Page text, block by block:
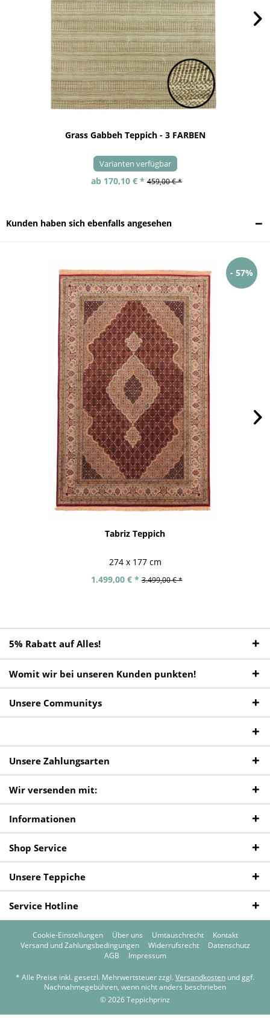
Grass Gabbeh Teppich - 3 FARBEN
Varianten verfügbar
ab 170,10 € * 459,00 € *
Kunden haben sich ebenfalls angesehen
- 57%
Tabriz Teppich
274 x 177 cm
1.499,00 € * 3.499,00 € *
5% Rabatt auf Alles!
Womit wir bei unseren Kunden punkten!
Unsere Communitys
Unsere Zahlungsarten
Wir versenden mit:
Informationen
Shop Service
Unsere Teppiche
Service Hotline
Cookie-Einstellungen Über uns Umtauschrecht
Kontakt
Versand und Zahlungsbedingungen
Widerrufsrecht
Datenschutz
AGB
Impressum
* Alle Preise inkl. gesetzl. Mehrwertsteuer zzgl. Versandkosten und ggf.
Nachnahmegebühren, wenn nicht anders beschrieben
© 2026 Teppichprinz